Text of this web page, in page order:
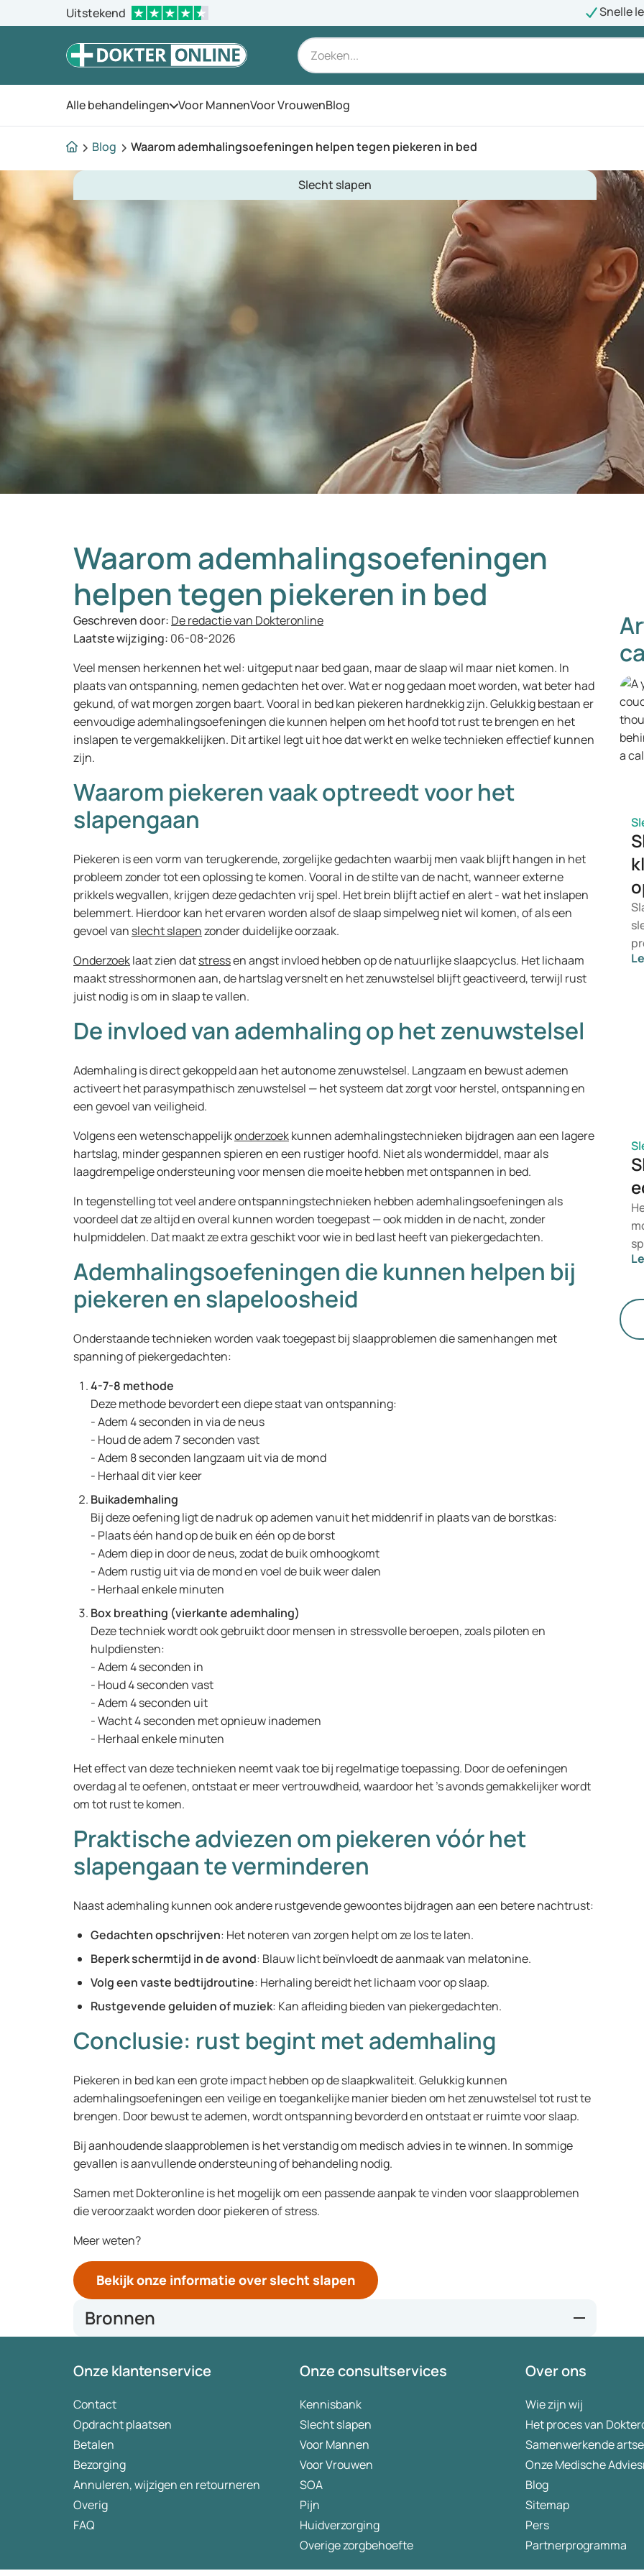
Uitstekend Snelle
Alle behandelingen Open het menu
Voor MannenVoor VrouwenBlog
Blog Waarom ademhalingsoefeningen helpen tegen piekeren in bed
Slecht slapen
Waarom ademhalingsoefeningen
helpen tegen piekeren in bed
Geschreven door: De redactie van Dokteronline
Laatste wijziging: 06-08-2026
Veel mensen herkennen het wel: uitgeput naar bed gaan, maar de slaap wil maar niet komen. In
plaats van ontspanning, nemen gedachten het over. Wat er nog gedaan moet worden, wat beter had
gekund, of wat morgen zorgen baart. Vooral in bed kan piekeren hardnekkig zijn. Gelukkig bestaan er
eenvoudige ademhalingsoefeningen die kunnen helpen om het hoofd tot rust te brengen en het
inslapen te vergemakkelijken. Dit artikel legt uit hoe dat werkt en welke technieken effectief kunnen
zijn.
Waarom piekeren vaak optreedt voor het
slapengaan
Piekeren is een vorm van terugkerende, zorgelijke gedachten waarbij men vaak blijft hangen in het
probleem zonder tot een oplossing te komen. Vooral in de stilte van de nacht, wanneer externe
prikkels wegvallen, krijgen deze gedachten vrij spel. Het brein blijft actief en alert - wat het inslapen
belemmert. Hierdoor kan het ervaren worden alsof de slaap simpelweg niet wil komen, of als een
gevoel van slecht slapenzonder duidelijke oorzaak.
Onderzoeklaat zien datstressen angst invloed hebben op de natuurlijke slaapcyclus. Het lichaam
maakt stresshormonen aan, de hartslag versnelt en het zenuwstelsel blijft geactiveerd, terwijl rust
juist nodig is om in slaap te vallen.
De invloed van ademhaling op het zenuwstelsel
Ademhaling is direct gekoppeld aan het autonome zenuwstelsel. Langzaam en bewust ademen
activeert het parasympathisch zenuwstelsel — het systeem dat zorgt voor herstel, ontspanning en
een gevoel van veiligheid.
Volgens een wetenschappelijkonderzoekkunnen ademhalingstechnieken bijdragen aan een lagere
hartslag, minder gespannen spieren en een rustiger hoofd. Niet als wondermiddel, maar als
laagdrempelige ondersteuning voor mensen die moeite hebben met ontspannen in bed.
In tegenstelling tot veel andere ontspanningstechnieken hebben ademhalingsoefeningen als
voordeel dat ze altijd en overal kunnen worden toegepast — ook midden in de nacht, zonder
hulpmiddelen. Dat maakt ze extra geschikt voor wie in bed last heeft van piekergedachten.
Ademhalingsoefeningen die kunnen helpen bij
piekeren en slapeloosheid
Onderstaande technieken worden vaak toegepast bij slaapproblemen die samenhangen met
spanning of piekergedachten:
4-7-8 methode
Deze methode bevordert een diepe staat van ontspanning:
- Adem 4 seconden in via de neus
- Houd de adem 7 seconden vast
- Adem 8 seconden langzaam uit via de mond
- Herhaal dit vier keer
Buikademhaling
Bij deze oefening ligt de nadruk op ademen vanuit het middenrif in plaats van de borstkas:
- Plaats één hand op de buik en één op de borst
- Adem diep in door de neus, zodat de buik omhoogkomt
- Adem rustig uit via de mond en voel de buik weer dalen
- Herhaal enkele minuten
Box breathing (vierkante ademhaling)
Deze techniek wordt ook gebruikt door mensen in stressvolle beroepen, zoals piloten en
hulpdiensten:
- Adem 4 seconden in
- Houd 4 seconden vast
- Adem 4 seconden uit
- Wacht 4 seconden met opnieuw inademen
- Herhaal enkele minuten
Het effect van deze technieken neemt vaak toe bij regelmatige toepassing. Door de oefeningen
overdag al te oefenen, ontstaat er meer vertrouwdheid, waardoor het ’s avonds gemakkelijker wordt
om tot rust te komen.
Praktische adviezen om piekeren vóór het
slapengaan te verminderen
Naast ademhaling kunnen ook andere rustgevende gewoontes bijdragen aan een betere nachtrust:
Gedachten opschrijven: Het noteren van zorgen helpt om ze los te laten.
Beperk schermtijd in de avond: Blauw licht beïnvloedt de aanmaak van melatonine.
Volg een vaste bedtijdroutine: Herhaling bereidt het lichaam voor op slaap.
Rustgevende geluiden of muziek: Kan afleiding bieden van piekergedachten.
Conclusie: rust begint met ademhaling
Piekeren in bed kan een grote impact hebben op de slaapkwaliteit. Gelukkig kunnen
ademhalingsoefeningen een veilige en toegankelijke manier bieden om het zenuwstelsel tot rust te
brengen. Door bewust te ademen, wordt ontspanning bevorderd en ontstaat er ruimte voor slaap.
Bij aanhoudende slaapproblemen is het verstandig om medisch advies in te winnen. In sommige
gevallen is aanvullende ondersteuning of behandeling nodig.
Samen met Dokteronline is het mogelijk om een passende aanpak te vinden voor slaapproblemen
die veroorzaakt worden door piekeren of stress.
Meer weten?
Bekijk onze informatie over slecht slapen
Bronnen
https://www.health.harvard.edu/mind-and-mood/tips-for-beating-anxiety-to-get-a-better-nights-sleep
Onze klantenservice
Contact
Opdracht plaatsen
Betalen
Bezorging
Annuleren, wijzigen en retourneren
Overig
FAQ
Onze consultservices
Kennisbank
Slecht slapen
Voor Mannen
Voor Vrouwen
SOA
Pijn
Huidverzorging
Overige zorgbehoefte
Over ons
Wie zijn wij
Het proces van
Samenwerkende
Onze Medische
Blog
Sitemap
Pers
Partnerprogramma